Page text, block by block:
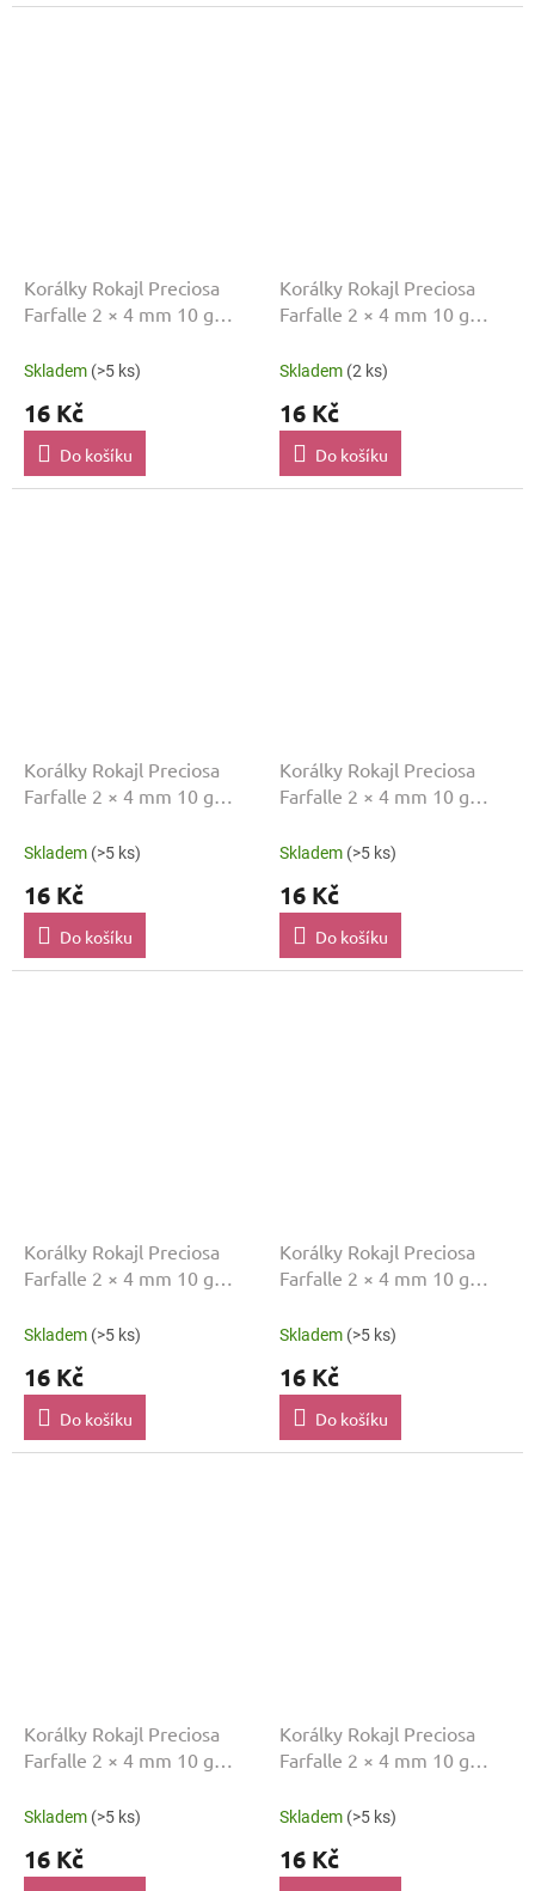
Korálky Rokajl Preciosa
Farfalle 2 × 4 mm 10 g
Skladem (>5 ks)
16 Kč
Do košíku
Korálky Rokajl Preciosa
Farfalle 2 × 4 mm 10 g
Skladem (2 ks)
16 Kč
Do košíku
Korálky Rokajl Preciosa
Farfalle 2 × 4 mm 10 g
Skladem (>5 ks)
16 Kč
Do košíku
Korálky Rokajl Preciosa
Farfalle 2 × 4 mm 10 g
Skladem (>5 ks)
16 Kč
Do košíku
Korálky Rokajl Preciosa
Farfalle 2 × 4 mm 10 g
Skladem (>5 ks)
16 Kč
Do košíku
Korálky Rokajl Preciosa
Farfalle 2 × 4 mm 10 g
Skladem (>5 ks)
16 Kč
Do košíku
Korálky Rokajl Preciosa
Farfalle 2 × 4 mm 10 g
Skladem (>5 ks)
16 Kč
Korálky Rokajl Preciosa
Farfalle 2 × 4 mm 10 g
Skladem (>5 ks)
16 Kč